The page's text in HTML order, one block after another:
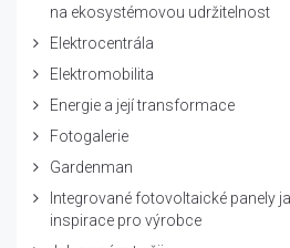
na ekosystémovou udržitelnost
Elektrocentrála
Elektromobilita
Energie a její transformace
Fotogalerie
Gardenman
Integrované fotovoltaické panely
inspirace pro výrobce